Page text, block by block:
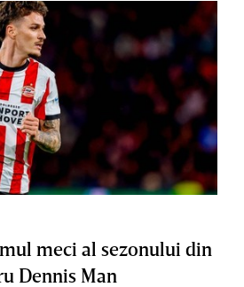
meci al sezonului din
Dennis Man